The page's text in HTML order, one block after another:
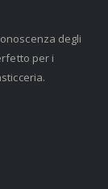
degli
per i